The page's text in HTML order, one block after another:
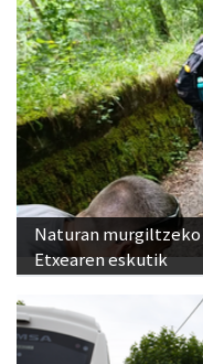
Naturan
Etxearen eskutik